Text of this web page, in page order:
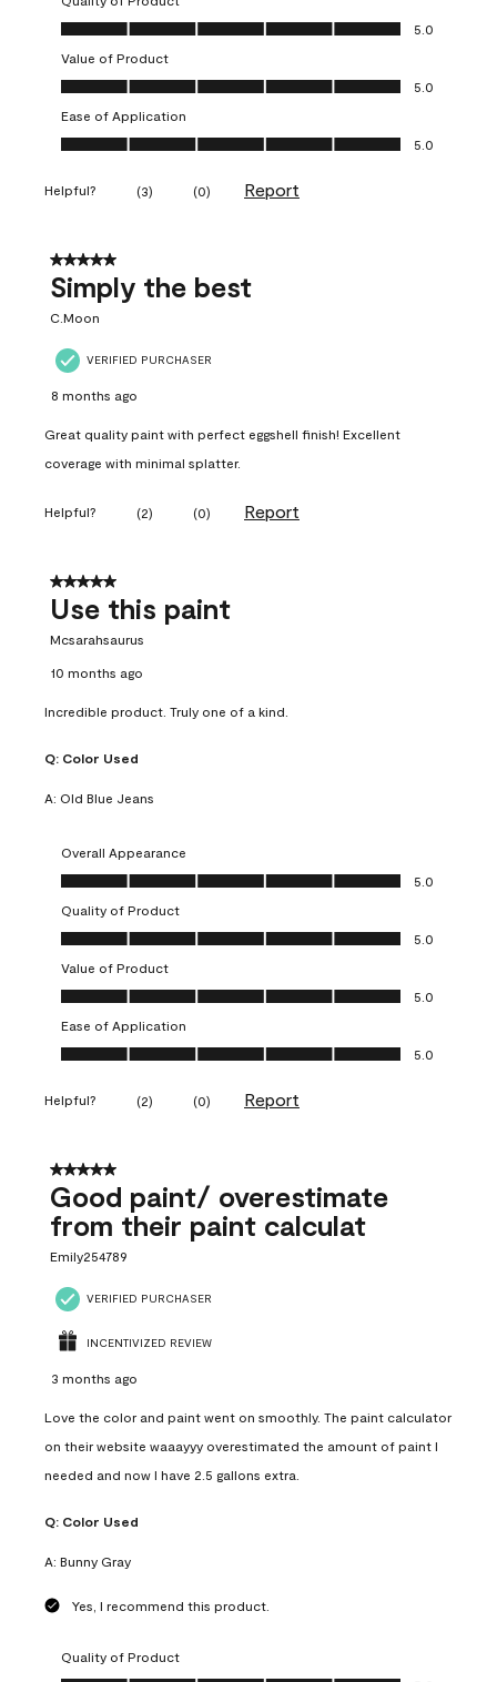
Quality of Product, 5.0 out of 5
5.0
Value of Product
Value of Product, 5.0 out of 5
5.0
Ease of Application
Ease of Application, 5.0 out of 5
5.0
Helpful? (3) (0) Report
5 out of 5 stars.
Simply the best
C.Moon
VERIFIED PURCHASER
8 months ago
Great quality paint with perfect eggshell finish! Excellent
coverage with minimal splatter.
Helpful? (2) (0) Report
5 out of 5 stars.
Use this paint
Mcsarahsaurus
10 months ago
Incredible product. Truly one of a kind.
Q: Color Used
A: Old Blue Jeans
Overall Appearance
Overall Appearance, 5.0 out of 5
5.0
Quality of Product
Quality of Product, 5.0 out of 5
5.0
Value of Product
Value of Product, 5.0 out of 5
5.0
Ease of Application
Ease of Application, 5.0 out of 5
5.0
Helpful? (2) (0) Report
5 out of 5 stars.
Good paint/ overestimate
from their paint calculat
Emily254789
VERIFIED PURCHASER
INCENTIVIZED REVIEW
3 months ago
Love the color and paint went on smoothly. The paint calculator
on their website waaayyy overestimated the amount of paint I
needed and now I have 2.5 gallons extra.
Q: Color Used
A: Bunny Gray
Yes, I recommend this product.
Quality of Product